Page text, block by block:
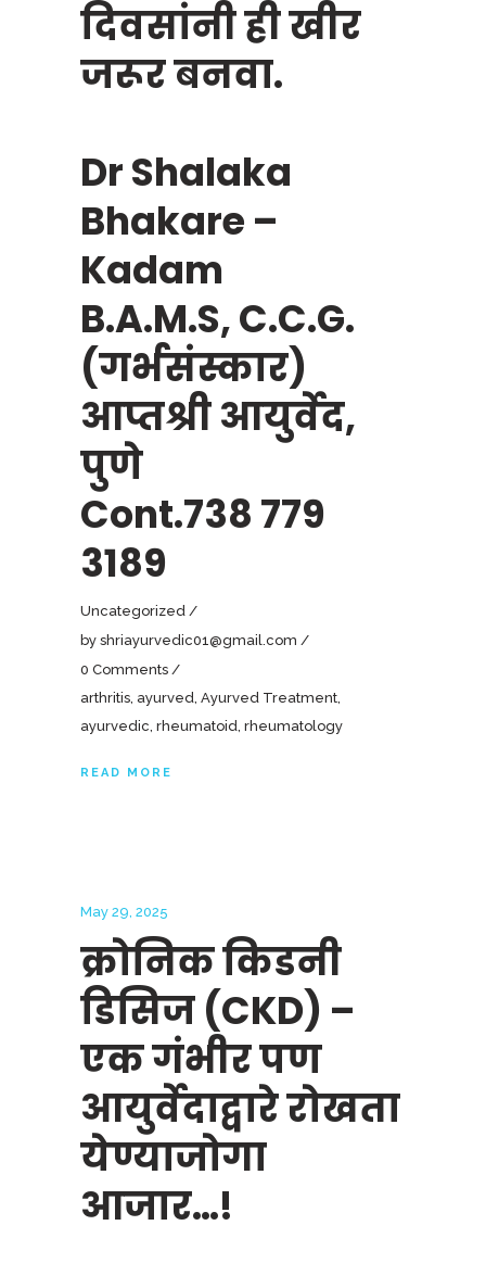
दिवसांनी ही खीर
जरूर बनवा.
Dr Shalaka
Bhakare –
Kadam
B.A.M.S, C.C.G.
(गर्भसंस्कार)
आप्तश्री आयुर्वेद,
पुणे
Cont.738 779
3189
Uncategorized
by shriayurvedic01@gmail.com
0 Comments
arthritis, ayurved, Ayurved Treatment,
ayurvedic, rheumatoid, rheumatology
READ MORE
May 29, 2025
क्रोनिक किडनी
डिसिज (CKD) –
एक गंभीर पण
आयुर्वेदाद्वारे रोखता
येण्याजोगा
आजार…!